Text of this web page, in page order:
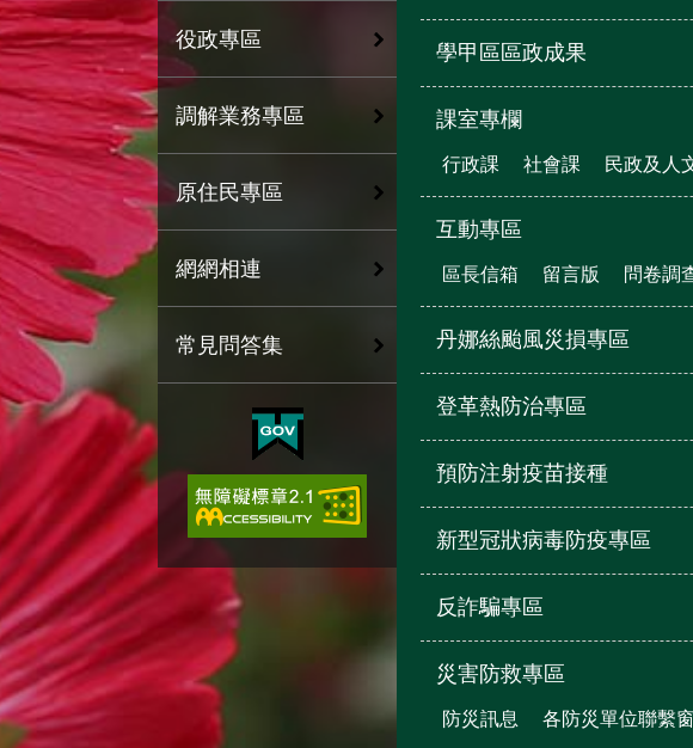
役政專區
調解業務專區
原住民專區
網網相連
常見問答集
學甲區區政成果
課室專欄
行政課 社會課 民政及人
互動專區
區長信箱 留言版 問卷調
丹娜絲颱風災損專區
登革熱防治專區
預防注射疫苗接種
新型冠狀病毒防疫專區
反詐騙專區
災害防救專區
防災訊息 各防災單位聯繫